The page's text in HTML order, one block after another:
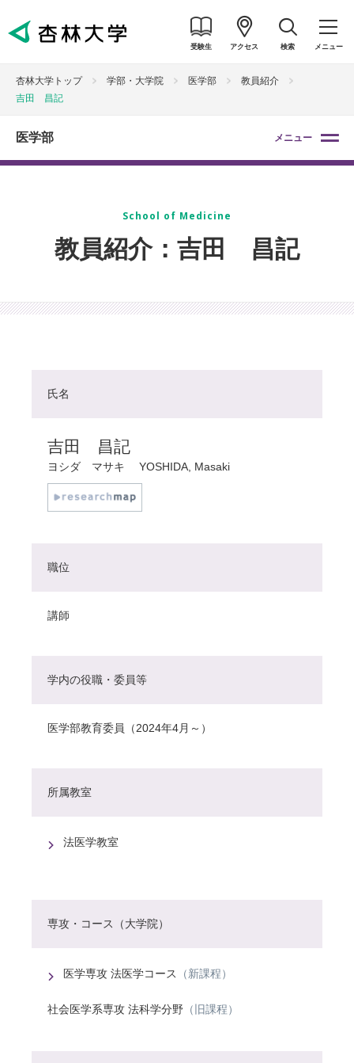
受験生 アクセス 検索 メニュー
杏林大学トップ 学部・大学院 医学部
教員紹介
吉田 昌記
医学部 メニュー
School of Medicine
教員紹介：吉田 昌記
氏名
吉田 昌記
ヨシダ マサキ YOSHIDA, Masaki
職位
講師
学内の役職・委員等
医学部教育委員（2024年4月～）
所属教室
法医学教室
専攻・コース（大学院）
医学専攻 法医学コース （新課程）
社会医学系専攻 法科学分野 （旧課程）